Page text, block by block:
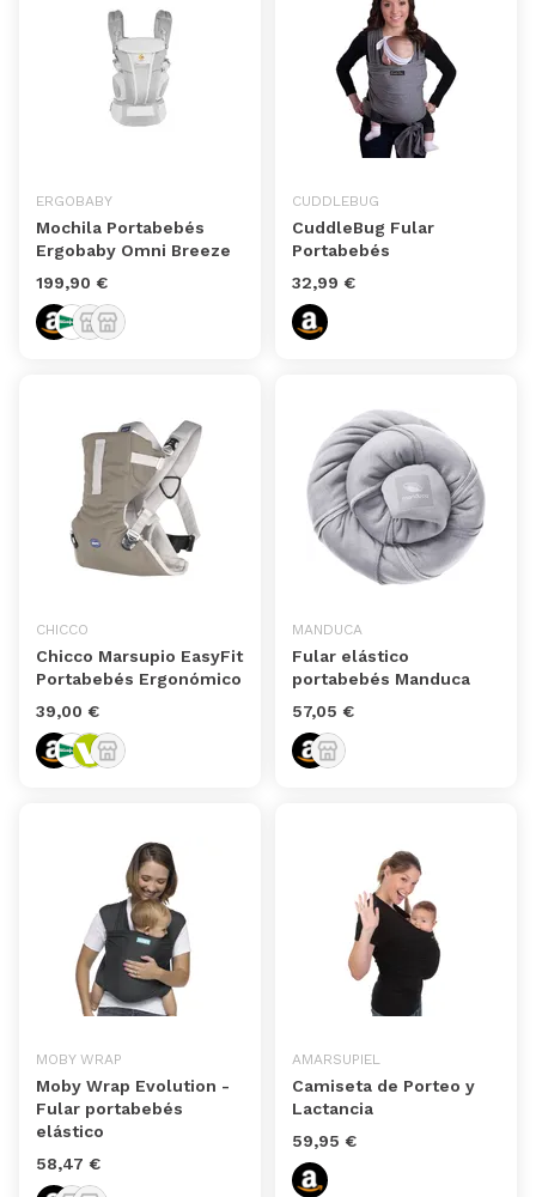
ERGOBABY
Mochila Portabebés
Ergobaby Omni Breeze
199,90 €
CUDDLEBUG
CuddleBug Fular
Portabebés
32,99 €
CHICCO
Chicco Marsupio EasyFit
Portabebés Ergonómico
39,00 €
MANDUCA
Fular elástico
portabebés Manduca
57,05 €
MOBY WRAP
Moby Wrap Evolution -
Fular portabebés
elástico
58,47 €
AMARSUPIEL
Camiseta de Porteo y
Lactancia
59,95 €